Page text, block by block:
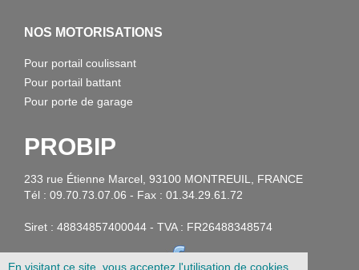
En visitant ce site, vous acceptez l'utilisation de cookies
NOS MOTORISATIONS
Pour portail coulissant
Pour portail battant
Pour porte de garage
PROBIP
233 rue Étienne Marcel, 93100 MONTREUIL, FRANCE
Tél : 09.70.73.07.06 - Fax : 01.34.29.61.72
Siret : 48834857400044 - TVA : FR26488348574